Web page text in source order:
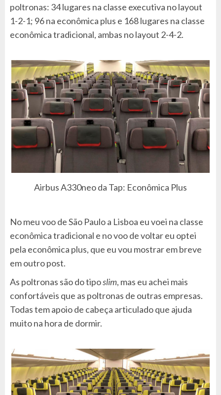
poltronas: 34 lugares na classe executiva no layout
1-2-1; 96 na econômica plus e 168 lugares na classe
econômica tradicional, ambas no layout 2-4-2.
Airbus A330neo da Tap: Econômica Plus
No meu voo de São Paulo a Lisboa eu voei na classe
econômica tradicional e no voo de voltar eu optei
pela econômica plus, que eu vou mostrar em breve
em outro post.
As poltronas são do tiposlim, mas eu achei mais
confortáveis que as poltronas de outras empresas.
Todas tem apoio de cabeça articulado que ajuda
muito na hora de dormir.